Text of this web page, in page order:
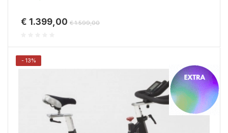
€ 1.399,00 € 1.599,00
- 13%